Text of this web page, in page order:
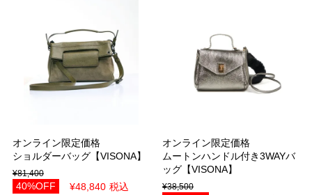
オンライン限定価格
ショルダーバッグ【VISONA】
¥81,400
40%OFF ¥48,840 税込
オンライン限定価格
ムートンハンドル付き3WAYバ
ッグ【VISONA】
¥38,500